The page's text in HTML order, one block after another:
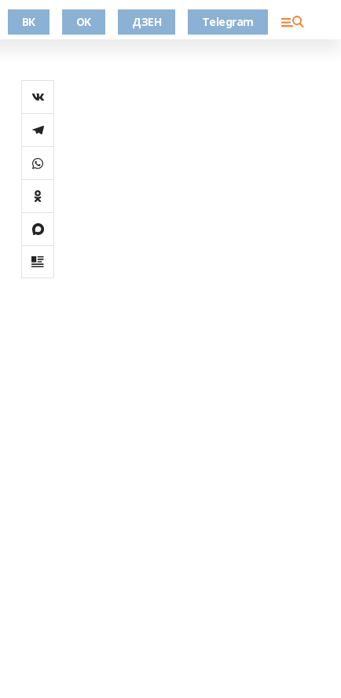
ВК OK ДЗЕН Telegram